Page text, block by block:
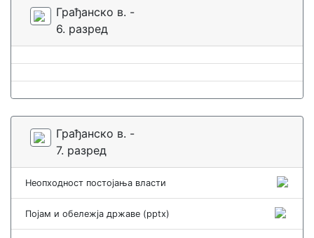
Грађанско в. -
6. разред
Грађанско в. -
7. разред
Неопходност постојања власти
Појам и обележја државе (pptx)